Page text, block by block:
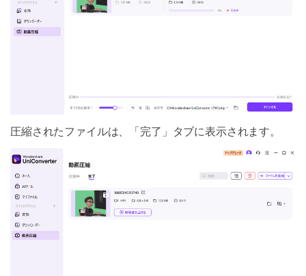
圧縮されたファイルは、「完了」タブに表示されます。